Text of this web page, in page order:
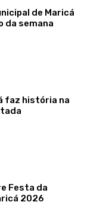
de Maricá
da semana
faz história na
Festa da
2026